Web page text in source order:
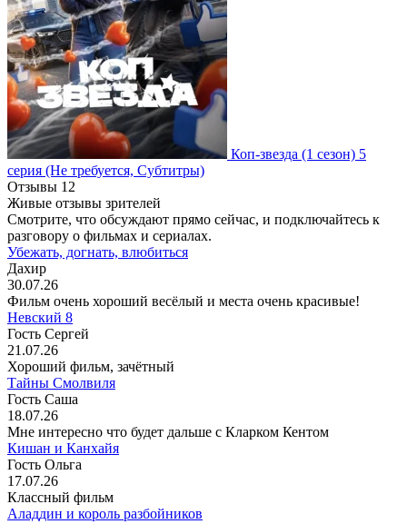
Коп-звезда (1 сезон) 5
серия (Не требуется, Субтитры)
Отзывы 12
Живые отзывы зрителей
Смотрите, что обсуждают прямо сейчас, и подключайтесь к
разговору о фильмах и сериалах.
Убежать, догнать, влюбиться
Дахир
30.07.26
Фильм очень хороший весёлый и места очень красивые!
Невский 8
Гость Сергей
21.07.26
Хороший фильм, зачётный
Тайны Смолвиля
Гость Саша
18.07.26
Мне интересно что будет дальше с Кларком Кентом
Кишан и Канхайя
Гость Ольга
17.07.26
Классный фильм
Аладдин и король разбойников